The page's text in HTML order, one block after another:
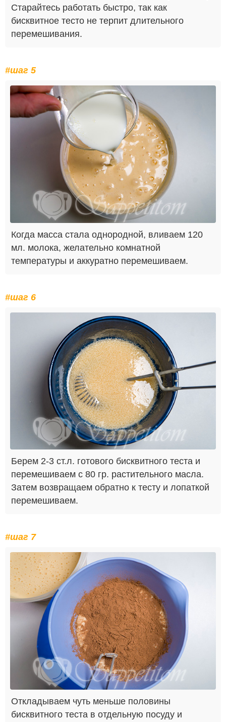
Старайтесь работать быстро, так как
бисквитное тесто не терпит длительного
перемешивания.
#шаг 5
Когда масса стала однородной, вливаем 120
мл. молока, желательно комнатной
температуры и аккуратно перемешиваем.
#шаг 6
Берем 2-3 ст.л. готового бисквитного теста и
перемешиваем с 80 гр. растительного масла.
Затем возвращаем обратно к тесту и лопаткой
перемешиваем.
#шаг 7
Откладываем чуть меньше половины
бисквитного теста в отдельную посуду и